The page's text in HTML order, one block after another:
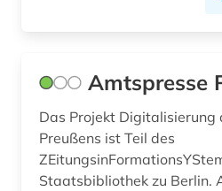
gedenktag (1)
geisteswissenschaft (1)
Amtspresse
Das Projekt Digitalisierung
Preußens ist Teil des
Staatsbibliothek zu Berlin.